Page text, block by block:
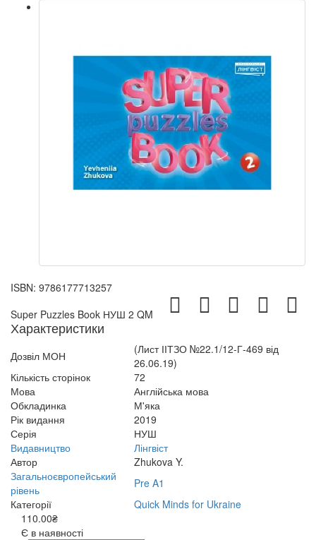
ISBN: 9786177713257
Super Puzzles Book НУШ 2 QM
Характеристики
Дозвіл МОН
(Лист ІІТЗО №22.1/12-Г-469 від
26.06.19)
Кількість сторінок
72
Мова
Англійська мова
Обкладинка
М'яка
Рік видання
2019
Серія
НУШ
Видавництво
Лінгвіст
Автор
Zhukova Y.
Загальноєвропейський
рівень
Pre A1
Категорії
Quick Minds for Ukraine
110.00₴
Є в наявності